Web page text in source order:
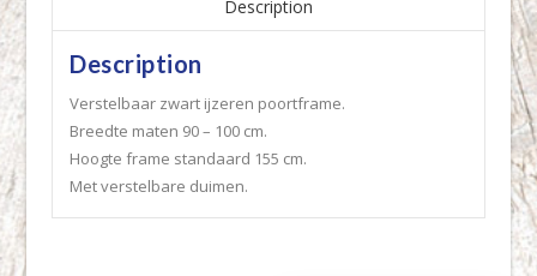
Description
Description
Verstelbaar zwart ijzeren poortframe.
Breedte maten 90 – 100 cm.
Hoogte frame standaard 155 cm.
Met verstelbare duimen.